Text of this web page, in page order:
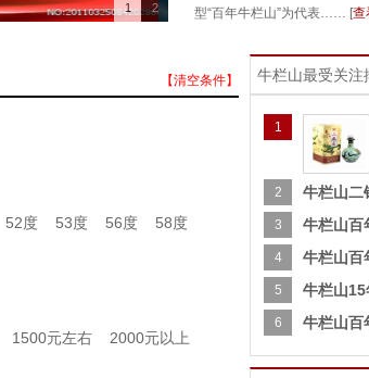
型“百年牛栏山”为代表…… [查
1 2
【清空条件】
52度 53度 56度
58度
1500元左右 2000元以上
牛栏山最受关注
1
2 牛栏山二
3 牛栏山百
4 牛栏山百
5 牛栏山
6 牛栏山百